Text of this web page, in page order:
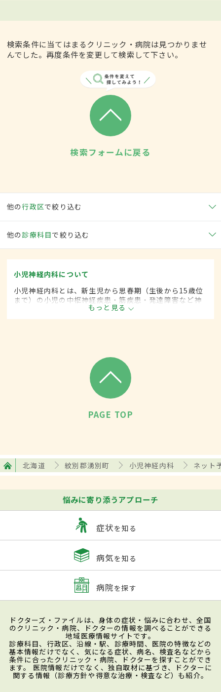
検索条件に当てはまるクリニック・病院は見つかりませ
んでした。再度条件を変更して検索して下さい。
検索フォームに戻る
他の行政区で絞り込む
他の 診療科目で絞り込む
小児神経内科について
小児神経内科とは、新生児から思春期（生後から15歳位
まで）の小児の中枢神経疾患・筋疾患・発達障害など神
経疾患を専門的に取り扱う内科の一領域です。平成20年
4月の制度改正前は、小児神経科と呼ばれていました。
もっと見る
PAGE TOP
北海道 紋別郡湧別町 小児神経内科 ネット
悩みに寄り添うアプローチ
症状を知る
病気を知る
病院を探す
ドクターズ・ファイルは、身体の症状・悩みに合わせ、全国
のクリニック・病院、ドクターの情報を調べることができる
地域医療情報サイトです。
診療科目、行政区、沿線・駅、診療時間、医院の特徴などの
基本情報だけでなく、気になる症状、病名、検査名などから
条件に合ったクリニック・病院、ドクターを探すことができ
ます。 医院情報だけでなく、独自取材に基づき、ドクターに
関する情報（診療方針や得意な治療・検査など）も紹介。